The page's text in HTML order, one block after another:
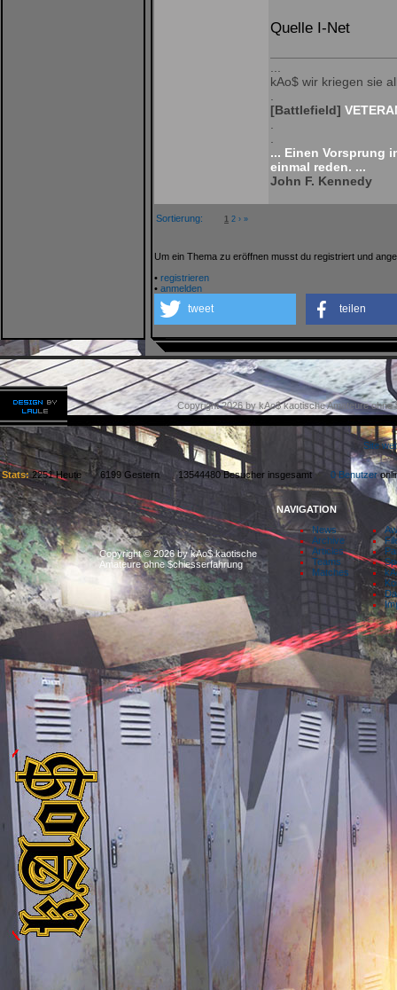
Quelle I-Net
kAo$ wir kriegen sie
[Battlefield]
... Einen Vorsprung
einmal reden. ...
John F. Kennedy
Sortierung: 1 2 › »
Um ein Thema zu eröffnen musst du registriert und
• registrieren
• anmelden
tweet teilen
Copyright 2026 by kAo$ kaotische Amateure
Site
Stats:2251 Heute 6199 Gestern 13544480 Besucher insgesamt 0 Benutzer
Copyright © 2026 by kAo$ kaotische
Amateure ohne $chiesserfahrung
NAVIGATION
News
Archive
Articles
Teams
Matches